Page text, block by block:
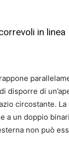
in linea
disporre di
circostante.
a un doppio
non può